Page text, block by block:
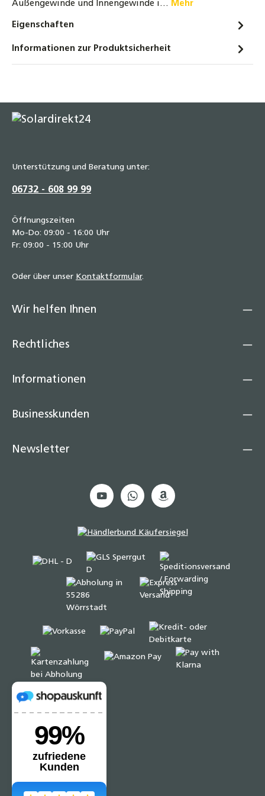
DN40 Fitting schwarz Typ 300
1,80 €
Außengewinde und Innengewinde i… Mehr
Eigenschaften
Informationen zur Produktsicherheit
Unterstützung und Beratung unter:
06732 - 608 99 99
Öffnungszeiten
Mo-Do: 09:00 - 16:00 Uhr
Fr: 09:00 - 15:00 Uhr
Oder über unser Kontaktformular.
Wir helfen Ihnen
Rechtliches
Informationen
Businesskunden
Newsletter